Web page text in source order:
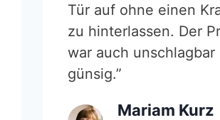
Tür auf ohne einen
zu hinterlassen. Der
war auch unschlagbar
günsig.”
Mariam Kurz